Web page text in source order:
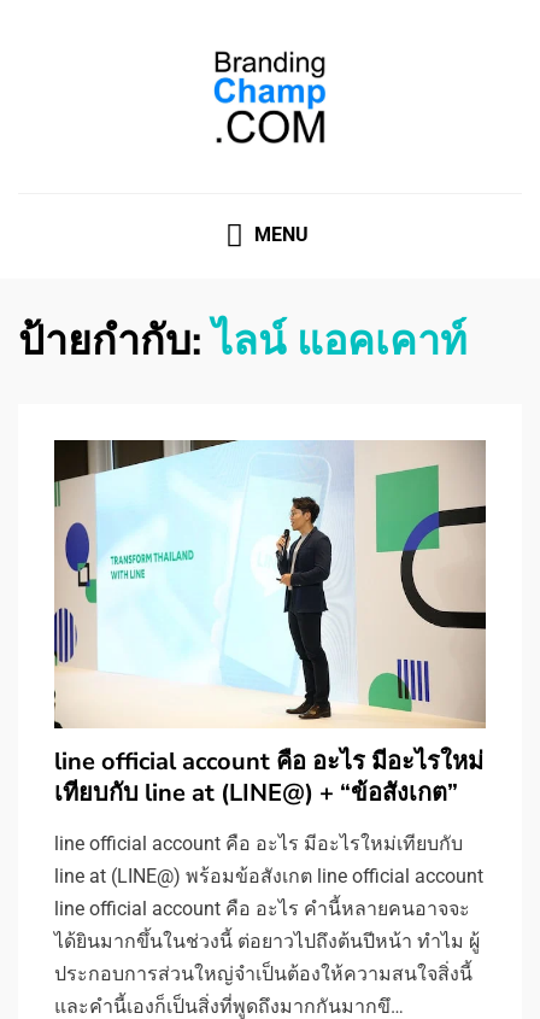
MENU
ป้ายกำกับ: ไลน์ แอคเคาท์
line official account คือ อะไร มีอะไรใหม่
เทียบกับ line at (LINE@) + “ข้อสังเกต”
line official account คือ อะไร มีอะไรใหม่เทียบกับ
line at (LINE@) พร้อมข้อสังเกต line official account
line official account คือ อะไร คำนี้หลายคนอาจจะ
ได้ยินมากขึ้นในช่วงนี้ ต่อยาวไปถึงต้นปีหน้า ทำไม ผู้
ประกอบการส่วนใหญ่จำเป็นต้องให้ความสนใจสิ่งนี้
และคำนี้เองก็เป็นสิ่งที่พูดถึงมากกันมากขึ…